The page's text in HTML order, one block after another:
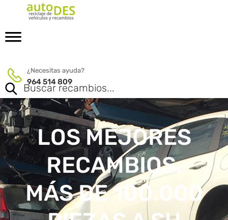
¿Necesitas ayuda?
964 514 809
LOS MEJORES
RECAMBIOS.
MÁS DE 100.000